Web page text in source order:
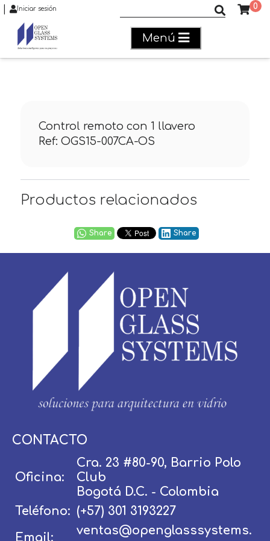
Iniciar sesión 0
Menú
Control remoto con 1 llavero
Ref: OGS15-007CA-OS
Productos relacionados
Share Share
CONTACTO
Oficina:
Cra. 23 #80-90, Barrio Polo
Club
Bogotá D.C. - Colombia
Teléfono: (+57) 301 3193227
Email:
ventas@openglasssystems.
Contraseña: